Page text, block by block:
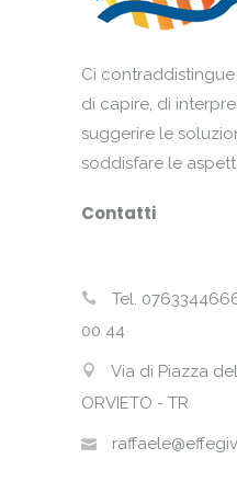
Ci
di capire, di
suggerire le
soddisfare le
Contatti
Tel.
00 44
Via di Piazza
ORVIETO - TR